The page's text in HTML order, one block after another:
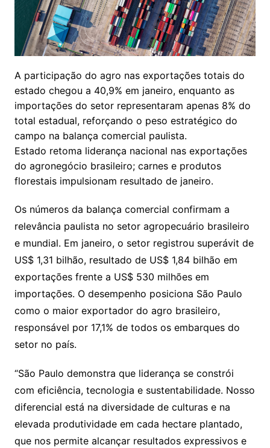
A participação do agro nas exportações totais do
estado chegou a 40,9% em janeiro, enquanto as
importações do setor representaram apenas 8% do
total estadual, reforçando o peso estratégico do
campo na balança comercial paulista.
Estado retoma liderança nacional nas exportações
do agronegócio brasileiro; carnes e produtos
florestais impulsionam resultado de janeiro.
Os números da balança comercial confirmam a
relevância paulista no setor agropecuário brasileiro
e mundial. Em janeiro, o setor registrou superávit de
US$ 1,31 bilhão, resultado de US$ 1,84 bilhão em
exportações frente a US$ 530 milhões em
importações. O desempenho posiciona São Paulo
como o maior exportador do agro brasileiro,
responsável por 17,1% de todos os embarques do
setor no país.
“São Paulo demonstra que liderança se constrói
com eficiência, tecnologia e sustentabilidade. Nosso
diferencial está na diversidade de culturas e na
elevada produtividade em cada hectare plantado,
que nos permite alcançar resultados expressivos e